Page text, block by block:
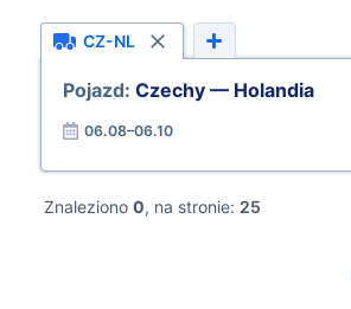
CZ-NL
Pojazd: Czechy — Holandia
06.08–06.10
Znaleziono 0, na stronie: 25